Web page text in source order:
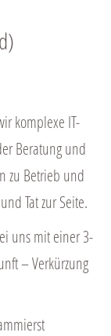
komplexe IT-
Beratung und
zu Betrieb und
Tat zur Seite.
uns mit einer 3-
– Verkürzung